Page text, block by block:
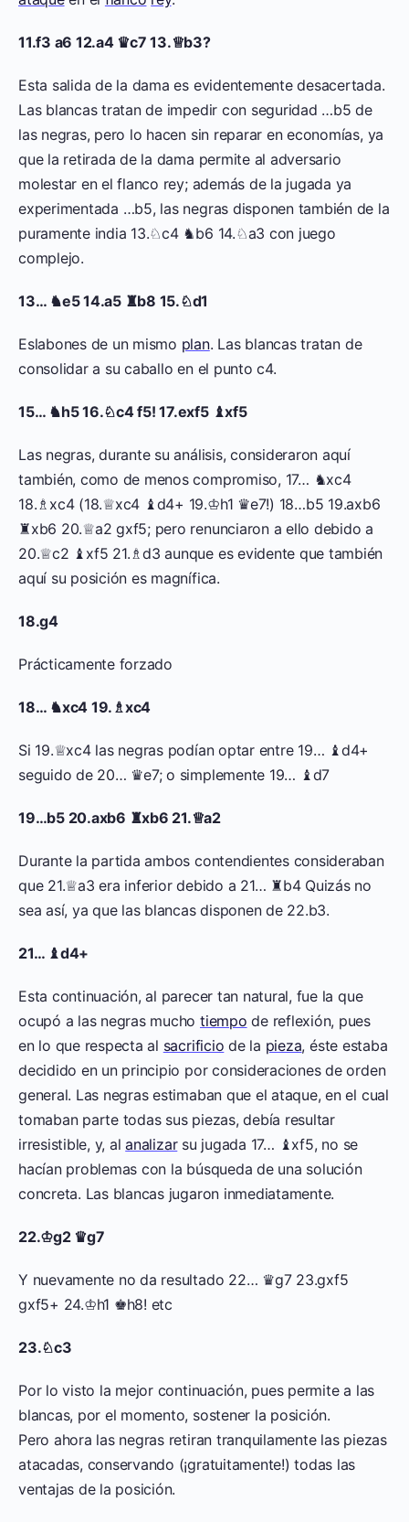
11.f3 a6 12.a4 ♛c7 13.♕b3?
Esta salida de la dama es evidentemente desacertada.
Las blancas tratan de impedir con seguridad …b5 de
las negras, pero lo hacen sin reparar en economías, ya
que la retirada de la dama permite al adversario
molestar en el flanco rey; además de la jugada ya
experimentada …b5, las negras disponen también de la
puramente india 13.♘c4 ♞b6 14.♘a3 con juego
complejo.
13… ♞e5 14.a5 ♜b8 15.♘d1
Eslabones de un mismo plan. Las blancas tratan de
consolidar a su caballo en el punto c4.
15… ♞h5 16.♘c4 f5! 17.exf5 ♝xf5
Las negras, durante su análisis, consideraron aquí
también, como de menos compromiso, 17… ♞xc4
18.♗xc4 (18.♕xc4 ♝d4+ 19.♔h1 ♛e7!) 18…b5 19.axb6
♜xb6 20.♕a2 gxf5; pero renunciaron a ello debido a
20.♕c2 ♝xf5 21.♗d3 aunque es evidente que también
aquí su posición es magnífica.
18.g4
Prácticamente forzado
18… ♞xc4 19.♗xc4
Si 19.♕xc4 las negras podían optar entre 19… ♝d4+
seguido de 20… ♛e7; o simplemente 19… ♝d7
19…b5 20.axb6 ♜xb6 21.♕a2
Durante la partida ambos contendientes consideraban
que 21.♕a3 era inferior debido a 21… ♜b4 Quizás no
sea así, ya que las blancas disponen de 22.b3.
21… ♝d4+
Esta continuación, al parecer tan natural, fue la que
ocupó a las negras mucho tiempo de reflexión, pues
en lo que respecta al sacrificio de la pieza, éste estaba
decidido en un principio por consideraciones de orden
general. Las negras estimaban que el ataque, en el cual
tomaban parte todas sus piezas, debía resultar
irresistible, y, alanalizarsu jugada 17… ♝xf5, no se
hacían problemas con la búsqueda de una solución
concreta. Las blancas jugaron inmediatamente.
22.♔g2 ♛g7
Y nuevamente no da resultado 22… ♛g7 23.gxf5
gxf5+ 24.♔h1 ♚h8! etc
23.♘c3
Por lo visto la mejor continuación, pues permite a las
blancas, por el momento, sostener la posición.
Pero ahora las negras retiran tranquilamente las piezas
atacadas, conservando (¡gratuitamente!) todas las
ventajas de la posición.